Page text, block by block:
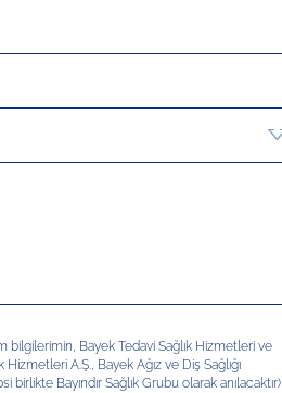
bilgilerimin, Bayek Tedavi Sağlık Hizmetleri ve
Hizmetleri A.Ş., Bayek Ağız ve Diş Sağlığı
Bayındır Sağlık Grubu olarak anılacaktır)